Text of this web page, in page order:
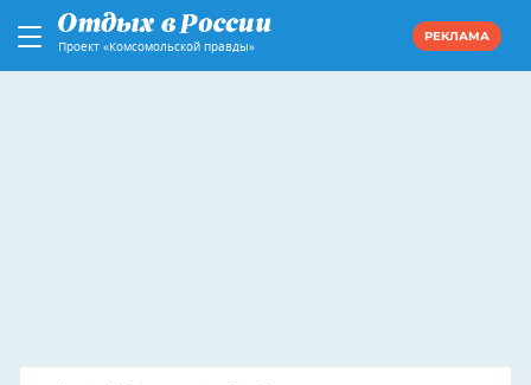
Проект «Комсомольской правды»
РЕКЛАМА